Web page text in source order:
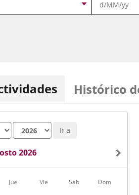
Histórico
Ir a
2026
Jue Vie Sáb Dom